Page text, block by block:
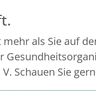
mehr als Sie auf
Schauen Sie